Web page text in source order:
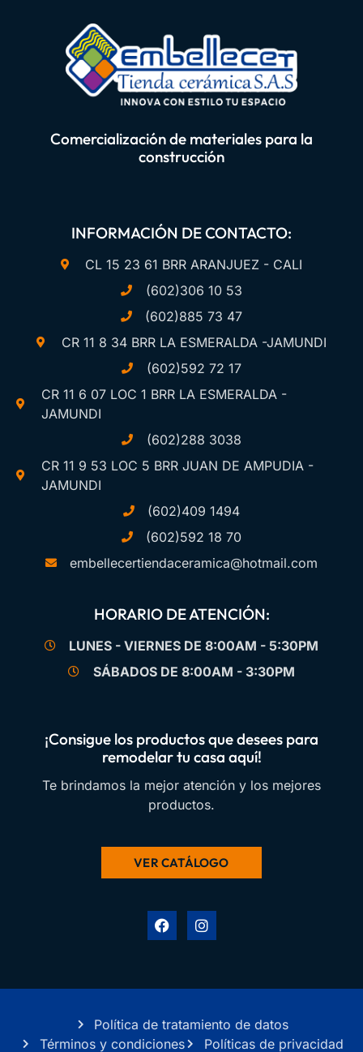
Comercialización de materiales para la
construcción
INFORMACIÓN DE CONTACTO:
CL 15 23 61 BRR ARANJUEZ - CALI
(602)306 10 53
(602)885 73 47
CR 11 8 34 BRR LA ESMERALDA -JAMUNDI
(602)592 72 17
CR 11 6 07 LOC 1 BRR LA ESMERALDA -
JAMUNDI
(602)288 3038
CR 11 9 53 LOC 5 BRR JUAN DE AMPUDIA -
JAMUNDI
(602)409 1494
(602)592 18 70
embellecertiendaceramica@hotmail.com
HORARIO DE ATENCIÓN:
LUNES - VIERNES DE 8:00AM - 5:30PM
SÁBADOS DE 8:00AM - 3:30PM
¡Consigue los productos que desees para
remodelar tu casa aquí!
Te brindamos la mejor atención y los mejores
productos.
VER CATÁLOGO
Política de tratamiento de datos
Términos y condiciones
Políticas de privacidad